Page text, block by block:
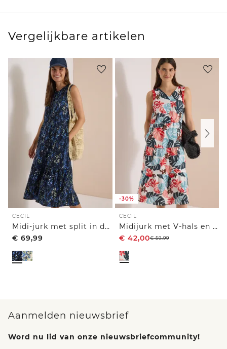
Vergelijkbare artikelen
CECIL
Midi-jurk met split in de hals en print
€ 69,99
-30%
CECIL
Midijurk met V-hals en print
€ 42,00€59,99
Aanmelden nieuwsbrief
Word nu lid van onze nieuwsbriefcommunity!